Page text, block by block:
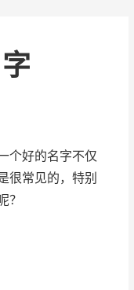
个好的名字不仅
很常见的，特别
？